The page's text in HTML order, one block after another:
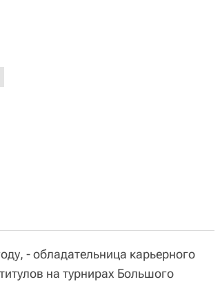
- обладательница карьерного
на турнирах Большого